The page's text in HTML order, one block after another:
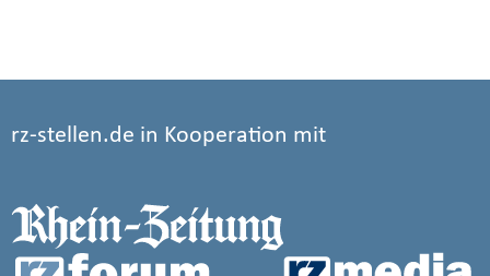
rz-stellen.de in Kooperation mit